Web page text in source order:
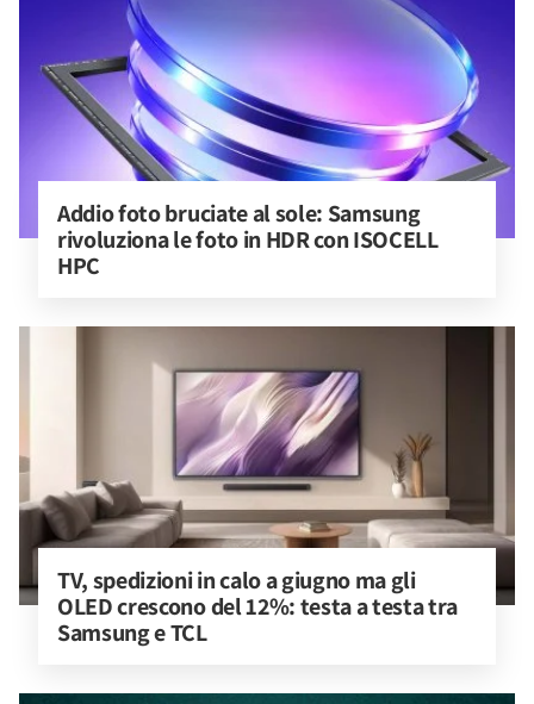
Addio foto bruciate al sole: Samsung
rivoluziona le foto in HDR con ISOCELL
HPC
TV, spedizioni in calo a giugno ma gli
OLED crescono del 12%: testa a testa tra
Samsung e TCL